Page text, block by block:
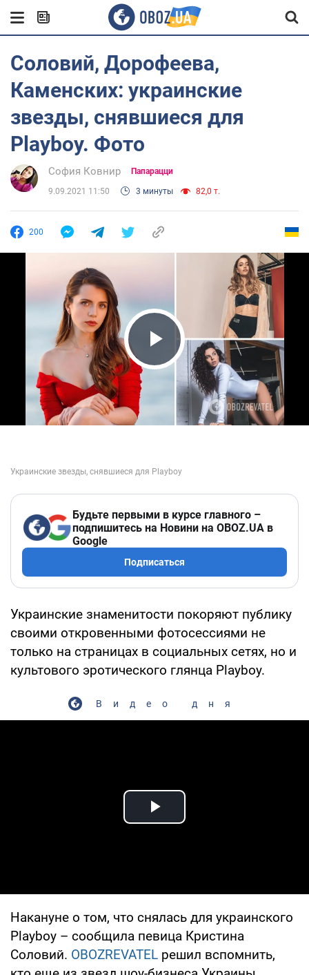
Соловий, Дорофеева,
Каменских: украинские
звезды, снявшиеся для
Playboy. Фото
София Ковнир Папарацци
9.09.2021 11:50 3 минуты 82,0 т.
200
Play Video
Будьте первыми в курсе главного –
подпишитесь на Новини на OBOZ.UA в
Google
Подписаться
Украинские знаменитости покоряют публику
своими откровенными фотосессиями не
только на страницах в социальных сетях, но и
культового эротического глянца Playboy.
Видео дня
Play Video
Накануне о том, что снялась для украинского
Playboy – сообщила певица Кристина
Соловий. OBOZREVATEL решил вспомнить,